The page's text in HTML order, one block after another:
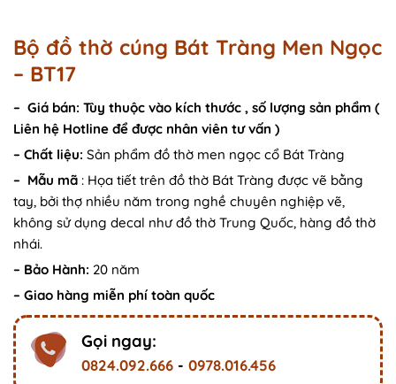
Bộ đồ thờ cúng Bát Tràng Men Ngọc
– BT17
– Giá bán: Tùy thuộc vào kích thước , số lượng sản phẩm (
Liên hệ Hotline để được nhân viên tư vấn )
– Chất liệu: Sản phẩm đồ thờ men ngọc cổ Bát Tràng
– Mẫu mã : Họa tiết trên đồ thờ Bát Tràng được vẽ bằng
tay, bởi thợ nhiều năm trong nghề chuyên nghiệp vẽ,
không sử dụng decal như đồ thờ Trung Quốc, hàng đồ thờ
nhái.
– Bảo Hành: 20 năm
– Giao hàng miễn phí toàn quốc
Gọi ngay:
0824.092.666- 0978.016.456